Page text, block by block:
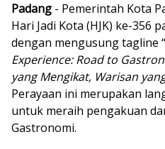
Padang - Pemerintah Kota
Hari Jadi Kota (HJK) ke-356
dengan mengusung tagline “
Experience: Road to
yang Mengikat, Warisan
Perayaan ini merupakan
untuk meraih pengakuan
Gastronomi.